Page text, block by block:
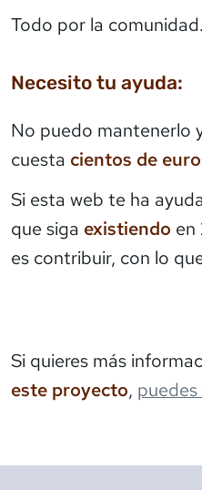
Todo por la comunidad.
Necesito tu ayuda:
No puedo mantenerlo
cuesta cientos de
Si esta web te ha
que siga existiendo en
es contribuir, con lo
Si quieres más
este proyecto,